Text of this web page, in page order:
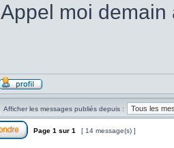
Appel moi
Afficher les messages publiés depuis :
Page 1 sur 1 [ 14 message(s) ]